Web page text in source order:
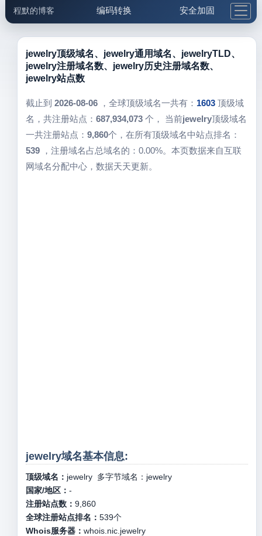
程默的博客 编码转换 安全加固
邮件工具 生活便民 更多工具
5.1支付宝大红包
jewelry顶级域名、jewelry通用域名、jewelryTLD、
jewelry注册域名数、jewelry历史注册域名数、
jewelry站点数
截止到 2026-08-06，全球顶级域名一共有： 1603 顶级域
名，共注册站点： 687,934,073 个， 当前jewelry顶级域名
一共注册站点： 9,860个，在所有顶级域名中站点排名：
539，注册域名占总域名的：0.00%。本页数据来自互联
网域名分配中心，数据天天更新。
jewelry域名基本信息:
顶级域名： jewelry多字节域名： jewelry
国家/地区： -
注册站点数： 9,860
全球注册站点排名： 539个
Whois服务器： whois.nic.jewelry